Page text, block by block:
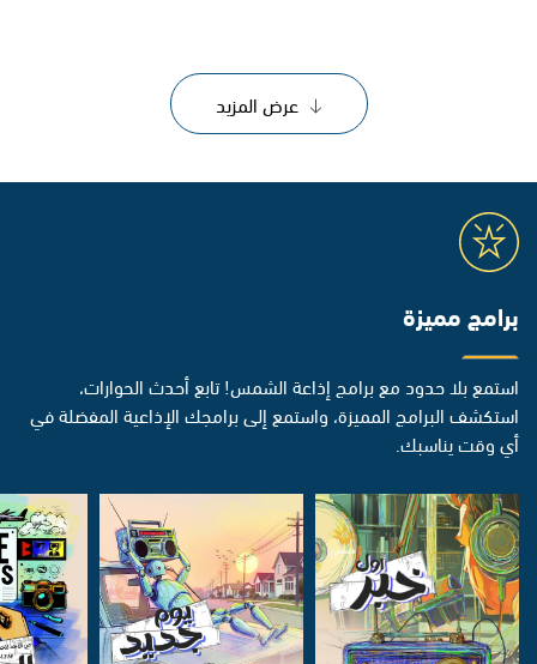
عرض المزيد
برامج مميزة
استمع بلا حدود مع برامج إذاعة الشمس! تابع أحدث الحوارات،
استكشف البرامج المميزة، واستمع إلى برامجك الإذاعية المفضلة في
أي وقت يناسبك.